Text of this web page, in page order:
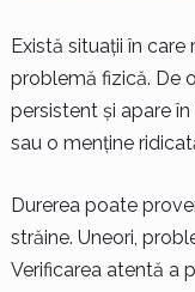
Există situații în
problemă fizică. De
persistent și apare
sau o menține
Durerea poate
străine. Uneori,
Verificarea atentă a